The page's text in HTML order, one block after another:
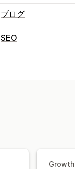
ブログ
コンテンツ作成
XMLサイトマップ
SEO
Growth